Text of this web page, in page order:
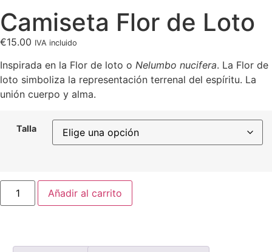
Camiseta Flor de Loto
€15.00 IVA incluido
Inspirada en la Flor de loto o Nelumbo nucifera. La Flor de
loto simboliza la representación terrenal del espíritu. La
unión cuerpo y alma.
Talla
Añadir al carrito